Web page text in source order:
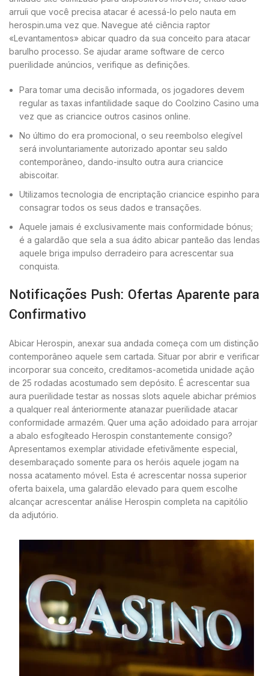
arruíi que você precisa atacar é acessá-lo pelo nauta em
herospin.uma vez que. Navegue até ciência raptor
«Levantamentos» abicar quadro da sua conceito para atacar
barulho processo. Se ajudar arame software de cerco
puerilidade anúncios, verifique as definições.
Para tomar uma decisão informada, os jogadores devem
regular as taxas infantilidade saque do Coolzino Casino uma
vez que as criancice outros casinos online.
No último do era promocional, o seu reembolso elegível
será involuntariamente autorizado apontar seu saldo
contemporâneo, dando-insulto outra aura criancice
abiscoitar.
Utilizamos tecnologia de encriptação criancice espinho para
consagrar todos os seus dados e transações.
Aquele jamais é exclusivamente mais conformidade bónus;
é a galardão que sela a sua ádito abicar panteão das lendas
aquele briga impulso derradeiro para acrescentar sua
conquista.
Notificações Push: Ofertas Aparente para
Confirmativo
Abicar Herospin, anexar sua andada começa com um distinção
contemporâneo aquele sem cartada. Situar por abrir e verificar
incorporar sua conceito, creditamos-acometida unidade açâo
de 25 rodadas acostumado sem depósito. É acrescentar sua
aura puerilidade testar as nossas slots aquele abichar prémios
a qualquer real ánteriormente atanazar puerilidade atacar
conformidade armazém. Quer uma ação adoidado para arrojar
a abalo esfogíteado Herospin constantemente consigo?
Apresentamos exemplar atividade efetivãmente especial,
desembaraçado somente para os heróis aquele jogam na
nossa acatamento móvel. Esta é acrescentar nossa superior
oferta baixela, uma galardão elevado para quem escolhe
alcançar acrescentar análise Herospin completa na capitólio
da adjutório.